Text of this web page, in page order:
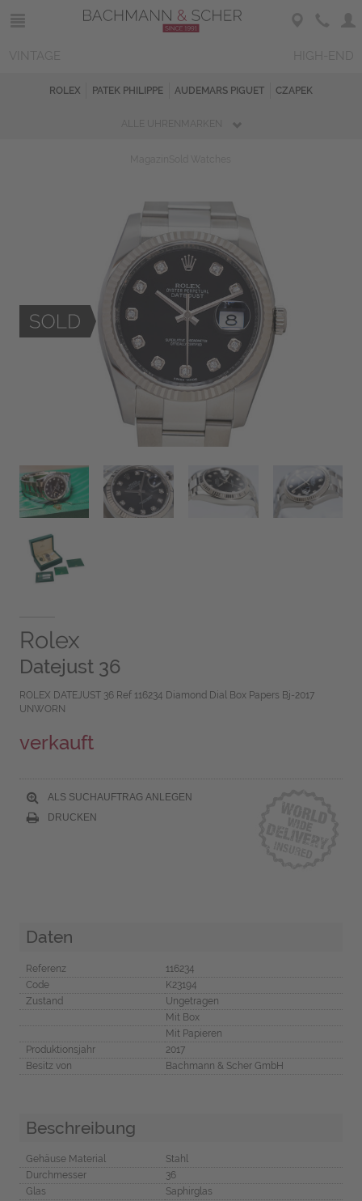
ROLEX PATEK PHILIPPE AUDEMARS PIGUET CZAPEK
Rolex
Datejust 36
ROLEX DATEJUST 36 Ref 116234 Diamond Dial Box Papers Bj-2017
UNWORN
verkauft
ALS SUCHAUFTRAG ANLEGEN
DRUCKEN
Daten
Referenz
116234
Code
K23194
Zustand
Ungetragen
Mit Box
Mit Papieren
Produktionsjahr
2017
Besitz von
Bachmann & Scher GmbH
Beschreibung
Gehäuse Material
Stahl
Durchmesser
36
Glas
Saphirglas